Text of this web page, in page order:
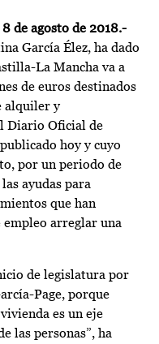
de agosto de 2018.-
García Élez, ha dado
La Mancha va a
de euros destinados
alquiler y
Diario Oficial de
hoy y cuyo
por un periodo de
ayudas para
que han
empleo arreglar una
de legislatura por
Page, porque
es un eje
las personas”, ha